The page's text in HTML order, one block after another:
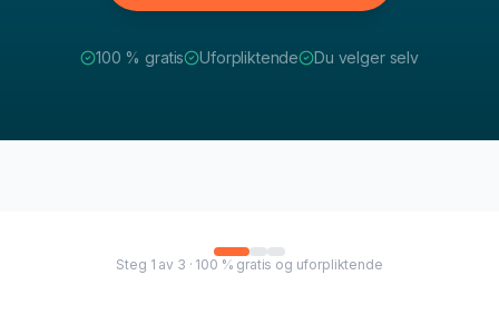
100 % gratis Uforpliktende Du velger selv
Steg 1 av 3 · 100 % gratis og uforpliktende